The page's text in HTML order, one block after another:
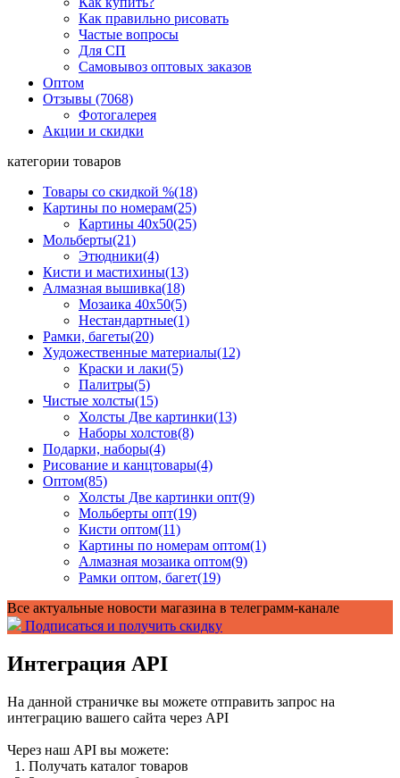
Как правильно рисовать
Частые вопросы
Для СП
Самовывоз оптовых заказов
Оптом
Отзывы (7068)
Фотогалерея
Акции и скидки
категории товаров
Товары со скидкой %(18)
Картины по номерам(25)
Картины 40x50(25)
Мольберты(21)
Этюдники(4)
Кисти и мастихины(13)
Алмазная вышивка(18)
Мозаика 40x50(5)
Нестандартные(1)
Рамки, багеты(20)
Художественные материалы(12)
Краски и лаки(5)
Палитры(5)
Чистые холсты(15)
Холсты Две картинки(13)
Наборы холстов(8)
Подарки, наборы(4)
Рисование и канцтовары(4)
Оптом(85)
Холсты Две картинки опт(9)
Мольберты опт(19)
Кисти оптом(11)
Картины по номерам оптом(1)
Алмазная мозаика оптом(9)
Рамки оптом, багет(19)
Все актуальные новости магазина в телеграмм-канале
Подписаться и получить скидку
Интеграция API
На данной страничке вы можете отправить запрос на
интеграцию вашего сайта через API
Через наш API вы можете:
1. Получать каталог товаров